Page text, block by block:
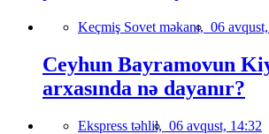
Keçmiş Sovet məkanı, 06
Ceyhun Bayramovun
arxasında nə dayanır?
Ekspress təhlil, 06 avqust, 14:32